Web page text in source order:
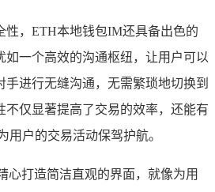
性，ETH本地钱包IM还具备出色的
如一个高效的沟通枢纽，让用户可以
手进行无缝沟通，无需繁琐地切换到
不仅显著提高了交易的效率，还能有
用户的交易活动保驾护航。
心打造简洁直观的界面，就像为用